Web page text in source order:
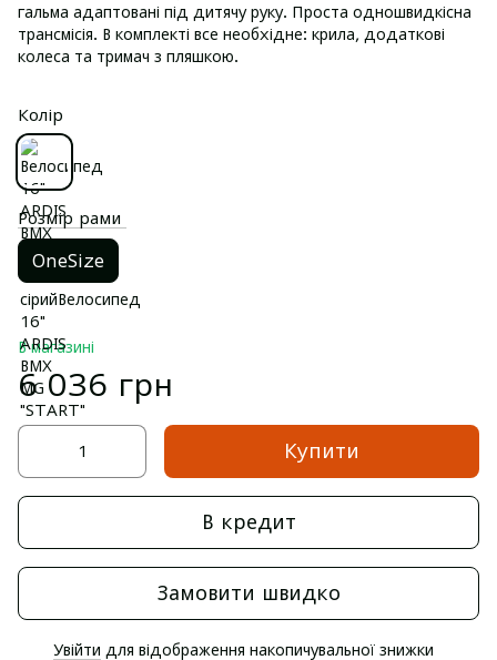
гальма адаптовані під дитячу руку. Проста одношвидкісна
трансмісія. В комплекті все необхідне: крила, додаткові
колеса та тримач з пляшкою.
Колір
Розмір рами
OneSize
В магазині
6 036 грн
Купити
В кредит
Замовити швидко
Увійти для відображення накопичувальної знижки